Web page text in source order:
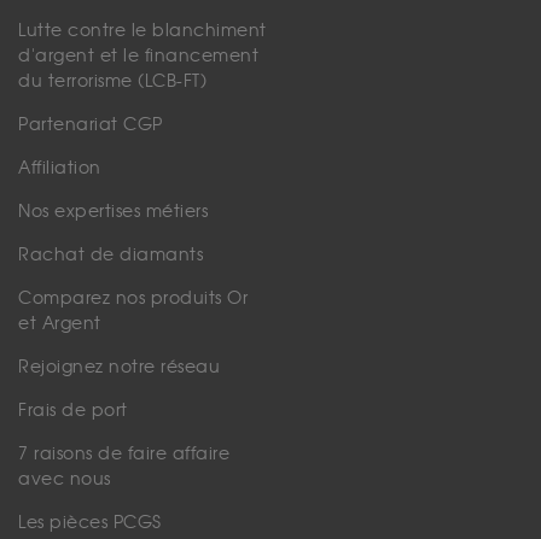
Lutte contre le blanchiment
d'argent et le financement
du terrorisme (LCB-FT)
Partenariat CGP
Affiliation
Nos expertises métiers
Rachat de diamants
Comparez nos produits Or
et Argent
Rejoignez notre réseau
Frais de port
7 raisons de faire affaire
avec nous
Les pièces PCGS